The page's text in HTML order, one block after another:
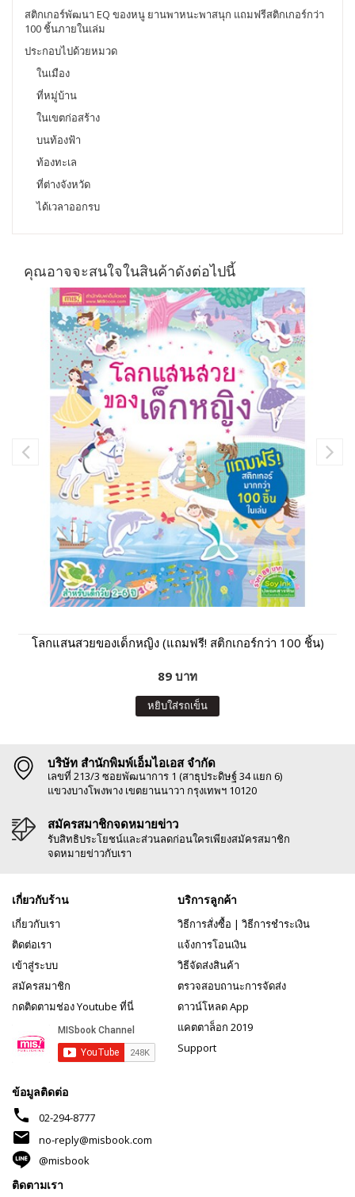
สติกเกอร์พัฒนา EQ ของหนู ยานพาหนะพาสนุก แถมฟรีสติกเกอร์กว่า
100 ชิ้นภายในเล่ม
ประกอบไปด้วยหมวด
ในเมือง
ที่หมู่บ้าน
ในเขตก่อสร้าง
บนท้องฟ้า
ท้องทะเล
ที่ต่างจังหวัด
ได้เวลาออกรบ
คุณอาจจะสนใจในสินค้าดังต่อไปนี้
โลกแสนสวยของเด็กหญิง (แถมฟรี! สติกเกอร์กว่า 100 ชิ้น)
89 บาท
หยิบใส่รถเข็น
บริษัท สำนักพิมพ์เอ็มไอเอส จำกัด
เลขที่ 213/3 ซอยพัฒนาการ 1 (สาธุประดิษฐ์ 34 แยก 6)
แขวงบางโพงพาง เขตยานนาวา กรุงเทพฯ 10120
สมัครสมาชิกจดหมายข่าว
รับสิทธิประโยชน์และส่วนลดก่อนใครเพียงสมัครสมาชิก
จดหมายข่าวกับเรา
เกี่ยวกับร้าน
เกี่ยวกับเรา
ติดต่อเรา
เข้าสู่ระบบ
สมัครสมาชิก
กดติดตามช่อง Youtube ที่นี่
บริการลูกค้า
วิธีการสั่งซื้อ | วิธีการชำระเงิน
แจ้งการโอนเงิน
วิธีจัดส่งสินค้า
ตรวจสอบถานะการจัดส่ง
ดาวน์โหลด App
แคตตาล็อก 2019
Support
ข้อมูลติดต่อ
phone 02-294-8777
mail
no-reply@misbook.com
@misbook
ติดตามเรา